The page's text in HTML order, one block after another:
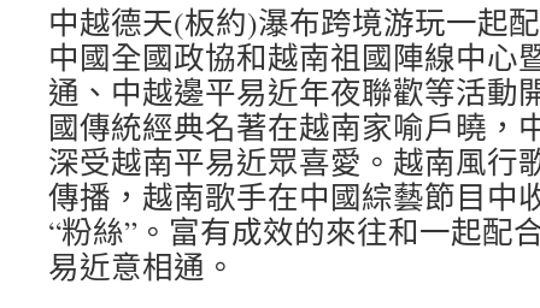
中越德天(板約)瀑布跨境游玩一起
中國全國政協和越南祖國陣線中心
通、中越邊平易近年夜聯歡等活動
國傳統經典名著在越南家喻戶曉，
深受越南平易近眾喜愛。越南風行
傳播，越南歌手在中國綜藝節目中
“粉絲”。富有成效的來往和一起配
易近意相通。